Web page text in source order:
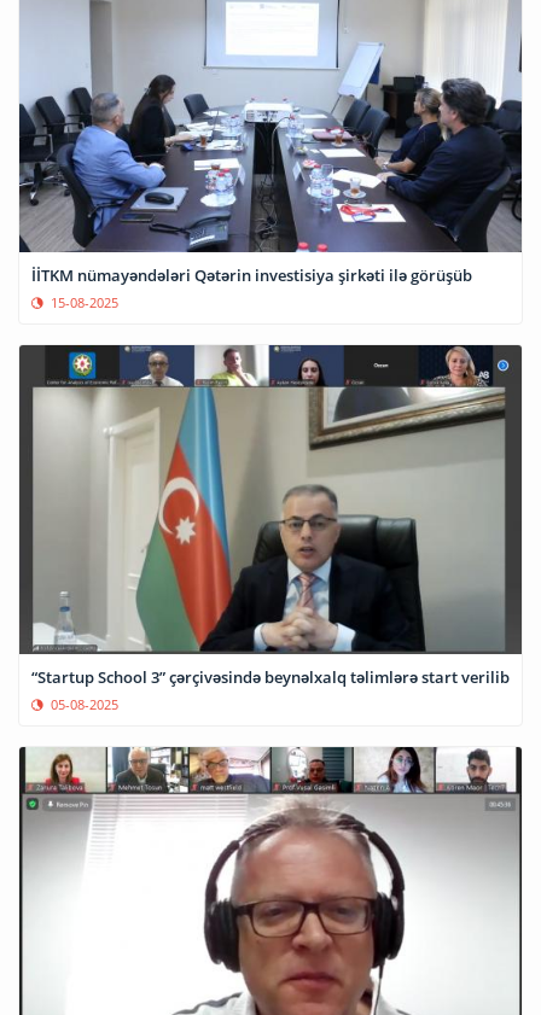
İİTKM nümayəndələri Qətərin investisiya şirkəti ilə görüşüb
15-08-2025
“Startup School 3” çərçivəsində beynəlxalq təlimlərə start verilib
05-08-2025